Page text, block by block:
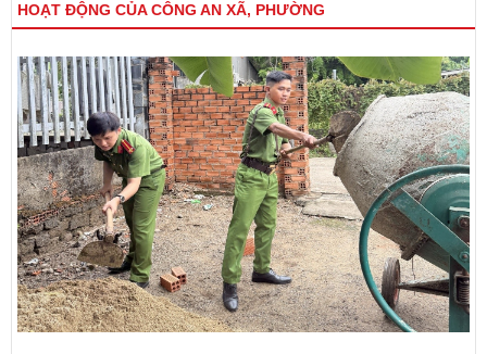
HOẠT ĐỘNG CỦA CÔNG AN XÃ, PHƯỜNG